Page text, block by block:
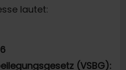
lautet:
(VSBG):